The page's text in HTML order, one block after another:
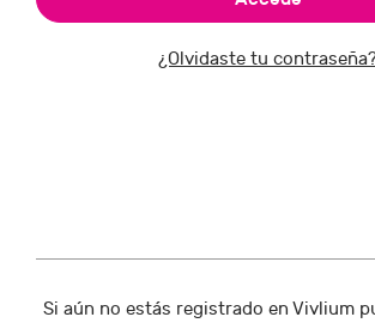
¿Olvidaste tu
Si aún no estás registrado en Vivlium